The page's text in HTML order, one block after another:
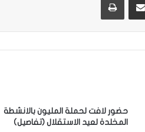
حضور لافت لحملة المليون بالانشطة
المخلدة لعيد الاستقلال (تفاصيل)